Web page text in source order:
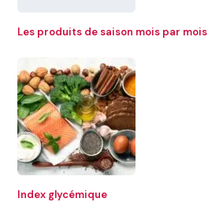
Les produits de saison mois par mois
Index glycémique